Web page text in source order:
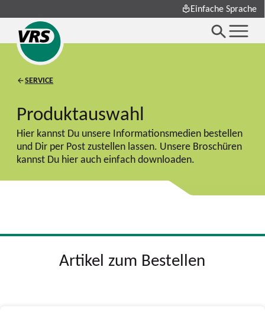
Einfache Sprache
SERVICE
Produktauswahl
Hier kannst Du unsere Informationsmedien bestellen
und Dir per Post zustellen lassen. Unsere Broschüren
kannst Du hier auch einfach downloaden.
Artikel zum Bestellen